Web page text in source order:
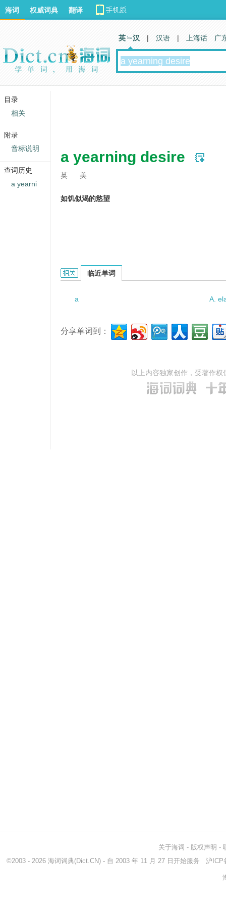
a yearning desire
英 美
如饥似渴的慾望
a yearning desire的相关资料：
临近单词
a A.
分享单词到：
以上内容独家创作，受著作权
海词 权威词典 翻译
英 汉 | 汉语 | 上海话 广
关于海词 - 版权声明 -
©2003 - 2026 海词词典(Dict.CN) - 自 2003 年 11 月 27 日开始服务 沪ICP
目录
相关
附录
音标说明
查词历史
a yearni